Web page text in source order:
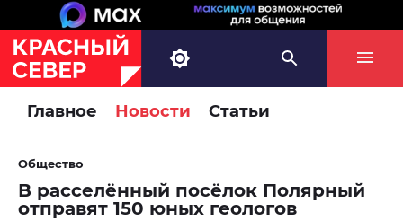
Главное Новости Статьи
Общество
В расселённый посёлок Полярный
отправят 150 юных геологов